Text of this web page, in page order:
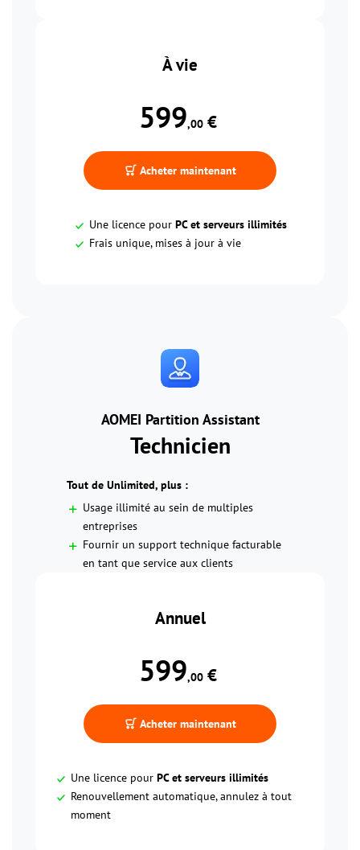
À vie
599,00 €
Acheter maintenant
Une licence pour PC et serveurs illimités
Frais unique, mises à jour à vie
AOMEI Partition Assistant
Technicien
Tout de Unlimited, plus :
Usage illimité au sein de multiples
entreprises
Fournir un support technique facturable
en tant que service aux clients
Annuel
599,00 €
Acheter maintenant
Une licence pour PC et serveurs illimités
Renouvellement automatique, annulez à tout
moment